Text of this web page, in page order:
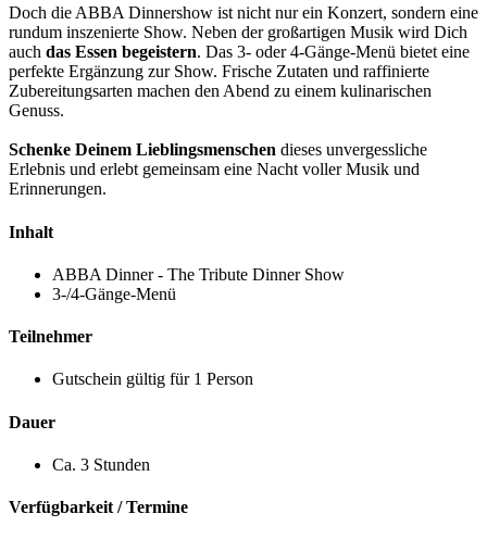
Doch die ABBA Dinnershow ist nicht nur ein Konzert, sondern eine
rundum inszenierte Show. Neben der großartigen Musik wird Dich
auch das Essen begeistern. Das 3- oder 4-Gänge-Menü bietet eine
perfekte Ergänzung zur Show. Frische Zutaten und raffinierte
Zubereitungsarten machen den Abend zu einem kulinarischen
Genuss.
Schenke Deinem Lieblingsmenschen dieses unvergessliche
Erlebnis und erlebt gemeinsam eine Nacht voller Musik und
Erinnerungen.
Inhalt
ABBA Dinner - The Tribute Dinner Show
3-/4-Gänge-Menü
Teilnehmer
Gutschein gültig für 1 Person
Dauer
Ca. 3 Stunden
Verfügbarkeit / Termine